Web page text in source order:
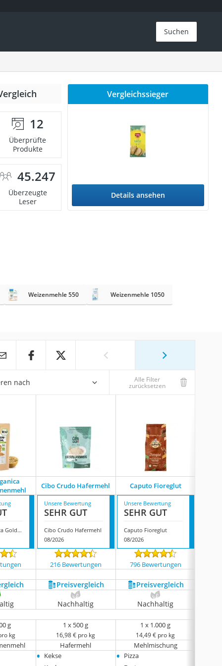
Suchen
12
Überprüfte
Produkte
45.247
Überzeugte
Leser
Vergleichssieger
Details ansehen
Weizenmehle 550 Weizenmehle 1050
nach Alle Filter
zurücksetzen
Cibo Crudo Hafermehl Caputo Fioreglut
‎Detox Organica Goldleinsamenmehl
Unsere Bewertung
SEHR GUT
Cibo Crudo Hafermehl
08/2026
Unsere Bewertung
SEHR GUT
Caputo Fioreglut
08/2026
216 Bewertungen 796 Bewertungen
Preis­vergleich Preis­vergleich
Nachhaltig Nachhaltig
g
kg
1 x 500 g
16,98 € pro kg
1 x 1.000 g
14,49 € pro kg
Hafermehl Mehlmischung
• Kekse • Pizza